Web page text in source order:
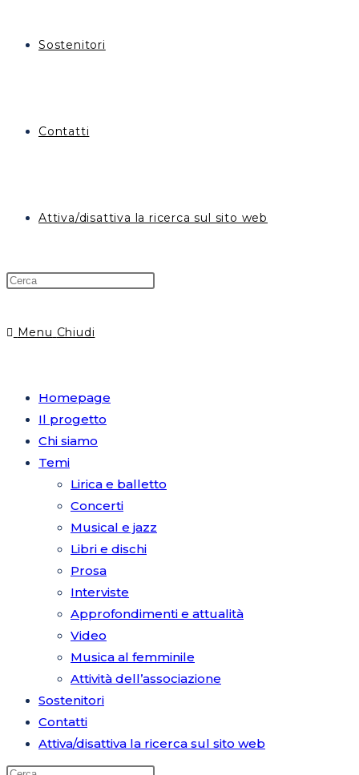
Sostenitori
Contatti
Attiva/disattiva la ricerca sul sito web
Menu Chiudi
Homepage
Il progetto
Chi siamo
Temi
Lirica e balletto
Concerti
Musical e jazz
Libri e dischi
Prosa
Interviste
Approfondimenti e attualità
Video
Musica al femminile
Attività dell’associazione
Sostenitori
Contatti
Attiva/disattiva la ricerca sul sito web